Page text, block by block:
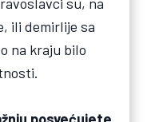
ili demirlije sa
na kraju bilo